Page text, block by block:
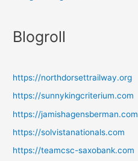
Blogroll
https://northdorsettrailway.org
https://sunnykingcriterium.com
https://jamishagensberman.com
https://solvistanationals.com
https://teamcsc-saxobank.com